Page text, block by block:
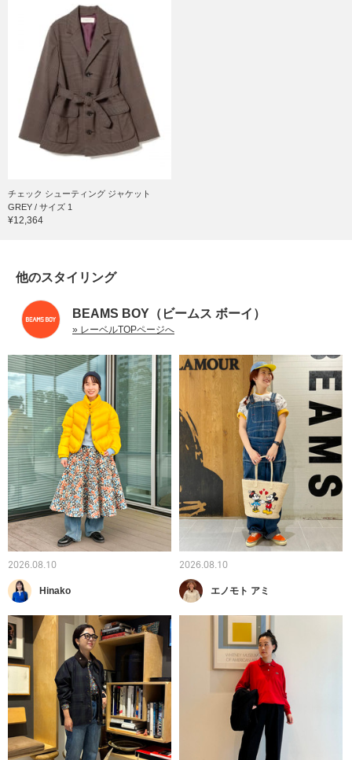
チェック シューティング ジャケット
GREY / サイズ 1
¥12,364
他のスタイリング
BEAMS BOY（ビームス ボーイ）
» レーベルTOPページへ
2026.08.10
Hinako
2026.08.10
エノモト アミ